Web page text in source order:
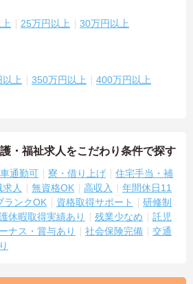
25万円以上 30万円以上
上 350万円以上 400万円以上
・福祉求人をこだわり条件で探す
車通勤可 寮・借り上げ
住宅手当・補
人 無資格OK 高収入
年間休日11
ランクOK 資格取得サポート
研修制
休暇取得実績あり 残業少なめ
託児
ナス・賞与あり 社会保険完備
交通